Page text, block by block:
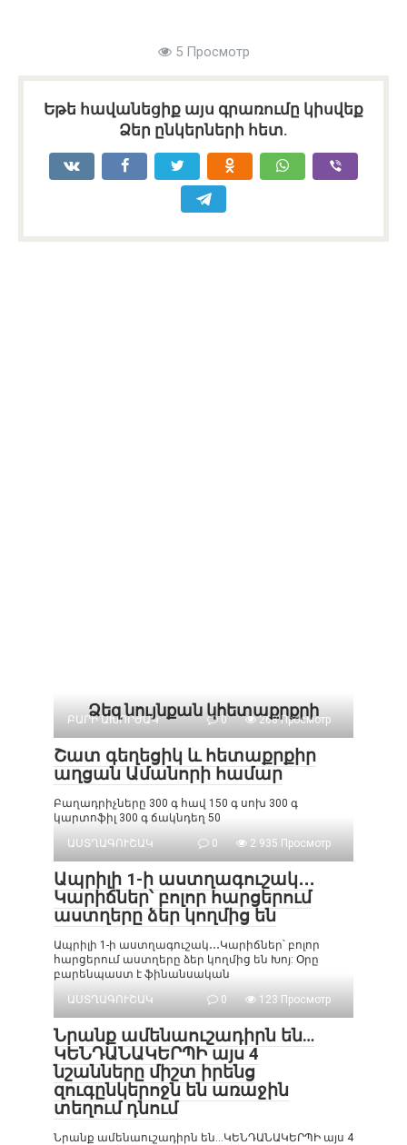
5 Просмотр
Եթե հավանեցիք այս գրառումը կիսվեք
Ձեր ընկերների հետ.
Ձեզ նույնքան կհետաքրքրի
ԲԱՐԻ ԱԽՈՐԺԱԿ 0 268 Просмотр
Շատ գեղեցիկ և հետաքրքիր
աղցան Ամանորի համար
Բաղադրիչները 300 գ հավ 150 գ սոխ 300 գ
կարտոֆիլ 300 գ ճակնդեղ 50
ԱՍՏՂԱԳՈՒՇԱԿ
0 2 935 Просмотр
Ապրիլի 1-ի աստղագուշակ․․․
Կարիճներ՝ բոլոր հարցերում
աստղերը ձեր կողմից են
Ապրիլի 1-ի աստղագուշակ․․․Կարիճներ՝ բոլոր
հարցերում աստղերը ձեր կողմից են Խոյ: Օրը
բարենպաստ է ֆինանսական
ԱՍՏՂԱԳՈՒՇԱԿ
0 123 Просмотр
Նրանք ամենաուշադիրն են…
ԿԵՆԴԱՆԱԿԵՐՊԻ այս 4
նշանները միշտ իրենց
զուգընկերոջն են առաջին
տեղում դնում
Նրանք ամենաուշադիրն են…ԿԵՆԴԱՆԱԿԵՐՊԻ այս 4